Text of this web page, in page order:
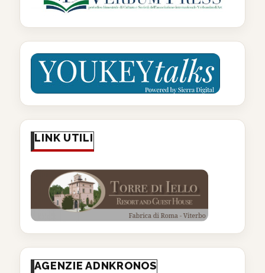
LINK UTILI
AGENZIE ADNKRONOS